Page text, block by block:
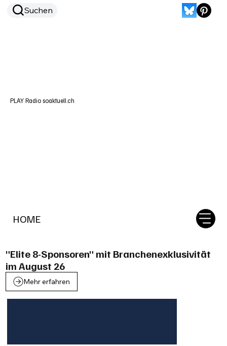
HOME
Suchen
PLAY Radio soaktuell.ch
"Elite 8-Sponsoren" mit Branchenexklusivität
im August 26
Mehr erfahren